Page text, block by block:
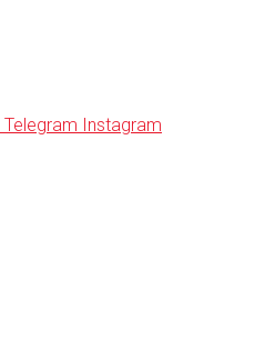
Telegram Instagram